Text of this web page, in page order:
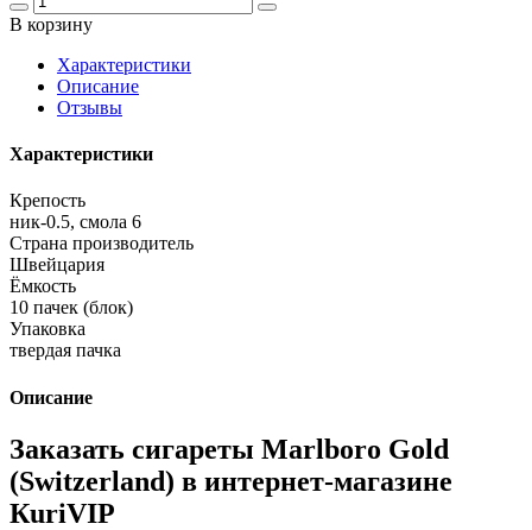
В корзину
Харaктеристики
Описание
Отзывы
Характеристики
Крепость
ник-0.5, смола 6
Страна производитель
Швейцария
Ёмкость
10 пачек (блок)
Упаковка
твердая пачка
Описание
Заказать сигареты Marlboro Gold
(Switzerland) в интернет-магазине
КuriVIP